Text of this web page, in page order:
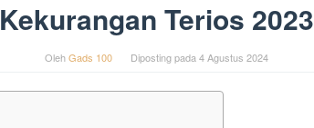
Kekurangan Terios 2023
OlehGads 100 Diposting pada 4 Agustus 2024